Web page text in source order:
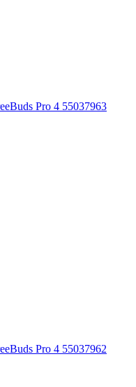
Pro 4 55037963
Pro 4 55037962